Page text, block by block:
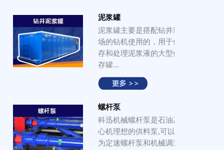
泥浆罐
泥浆罐主要是搭配钻井现
场的钻机使用的，用于储
存和处理泥浆液的大型储
存罐...
螺杆泵
科迅机械螺杆泵是石油离
心机理想的供料泵,可以分
为定速螺杆泵和机械调速